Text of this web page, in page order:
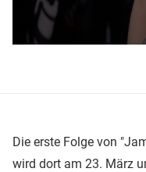
Die erste Folge von
wird dort am 23. März